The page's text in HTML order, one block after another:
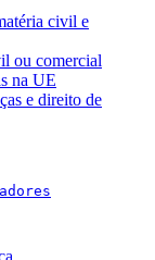
civil e
ou comercial
na UE
e direito de